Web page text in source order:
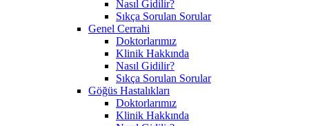
Nasıl Gidilir?
Sıkça Sorulan Sorular
Genel Cerrahi
Doktorlarımız
Klinik Hakkında
Nasıl Gidilir?
Sıkça Sorulan Sorular
Göğüs Hastalıkları
Doktorlarımız
Klinik Hakkında